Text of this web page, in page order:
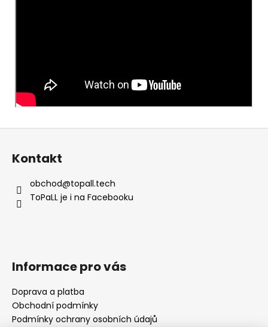
Kontakt
obchod@topall.tech
ToPaLL je i na Facebooku
Informace pro vás
Doprava a platba
Obchodní podmínky
Podmínky ochrany osobních údajů